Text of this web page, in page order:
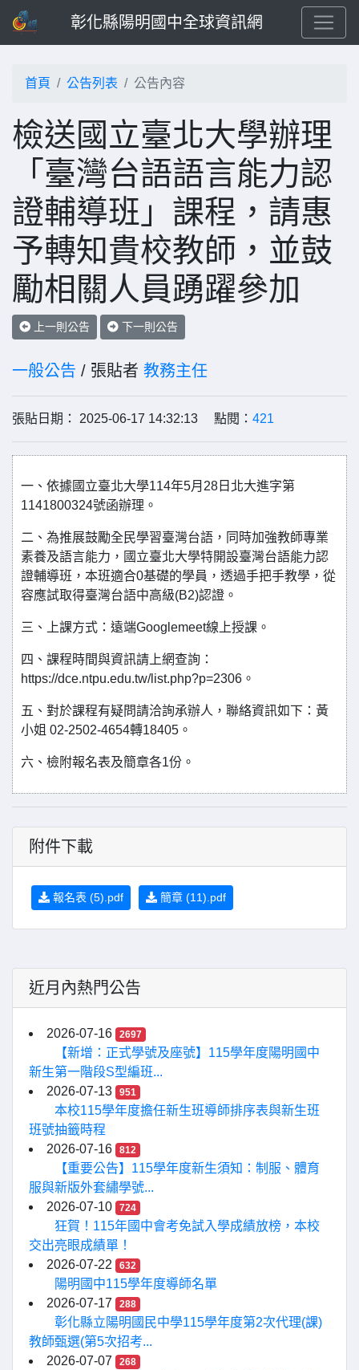
彰化縣陽明國中全球資訊網
首頁 公告列表 公告內容
檢送國立臺北大學辦理
「臺灣台語語言能力認
證輔導班」課程，請惠
予轉知貴校教師，並鼓
勵相關人員踴躍參加
上一則公告 下一則公告
一般公告 / 張貼者 教務主任
張貼日期： 2025-06-17 14:32:13 點閱： 421
一、依據國立臺北大學114年5月28日北大進字第
1141800324號函辦理。
二、為推展鼓勵全民學習臺灣台語，同時加強教師專業
素養及語言能力，國立臺北大學特開設臺灣台語能力認
證輔導班，本班適合0基礎的學員，透過手把手教學，從
容應試取得臺灣台語中高級(B2)認證。
三、上課方式：遠端Googlemeet線上授課。
四、課程時間與資訊請上網查詢：
https://dce.ntpu.edu.tw/list.php?p=2306。
五、對於課程有疑問請洽詢承辦人，聯絡資訊如下：黃
小姐 02-2502-4654轉18405。
六、檢附報名表及簡章各1份。
附件下載
報名表 (5).pdf 簡章 (11).pdf
近月內熱門公告
2026-07-16 2697
【新增：正式學號及座號】115學年度陽明國中
新生第一階段S型編班...
2026-07-13
951
本校115學年度擔任新生班導師排序表與新生班
班號抽籤時程
2026-07-16
812
【重要公告】115學年度新生須知：制服、體育
服與新版外套繡學號...
2026-07-10
724
狂賀！115年國中會考免試入學成績放榜，本校
交出亮眼成績單！
2026-07-22
632
陽明國中115學年度導師名單
2026-07-17
288
彰化縣立陽明國民中學115學年度第2次代理(課)
教師甄選(第5次招考...
2026-07-07
268